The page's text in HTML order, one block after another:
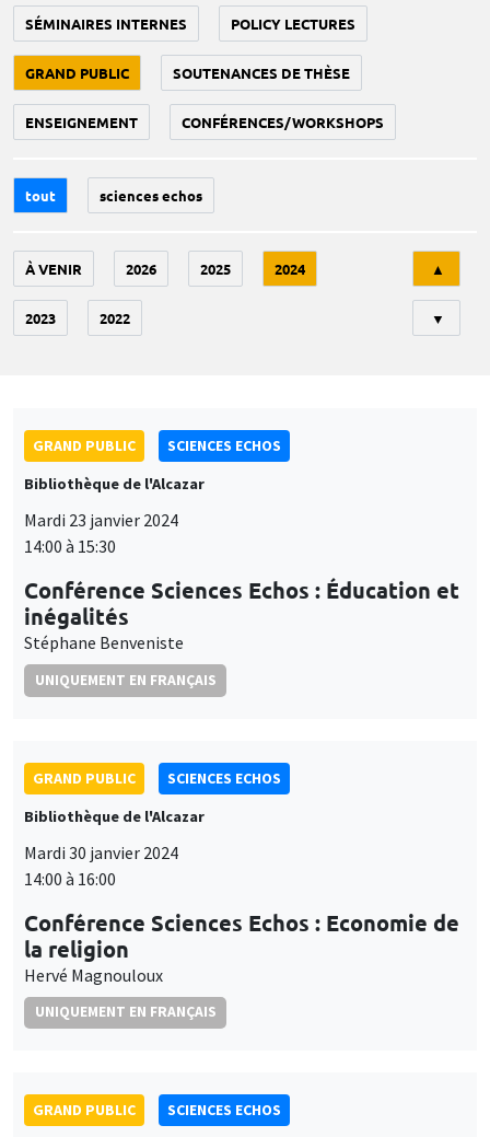
SÉMINAIRES INTERNES POLICY LECTURES
GRAND PUBLIC SOUTENANCES DE THÈSE
ENSEIGNEMENT CONFÉRENCES/WORKSHOPS
tout sciences echos
À VENIR 2026 2025 2024
2023 2022
▲
▼
GRAND PUBLIC
SCIENCES ECHOS
Bibliothèque de l'Alcazar
Mardi 23 janvier 2024
14:00 à 15:30
Conférence Sciences Echos : Éducation et
inégalités
Stéphane Benveniste
UNIQUEMENT EN FRANÇAIS
GRAND PUBLIC
SCIENCES ECHOS
Bibliothèque de l'Alcazar
Mardi 30 janvier 2024
14:00 à 16:00
Conférence Sciences Echos : Economie de
la religion
Hervé Magnouloux
UNIQUEMENT EN FRANÇAIS
GRAND PUBLIC
SCIENCES ECHOS